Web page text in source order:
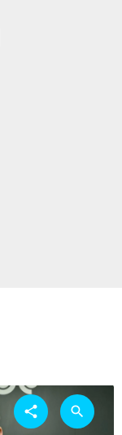
share search